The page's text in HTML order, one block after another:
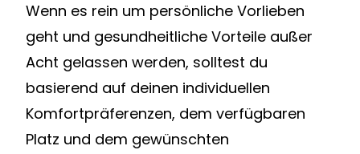
Wenn es rein um persönliche Vorlieben
geht und gesundheitliche Vorteile außer
Acht gelassen werden, solltest du
basierend auf deinen individuellen
Komfortpräferenzen, dem verfügbaren
Platz und dem gewünschten